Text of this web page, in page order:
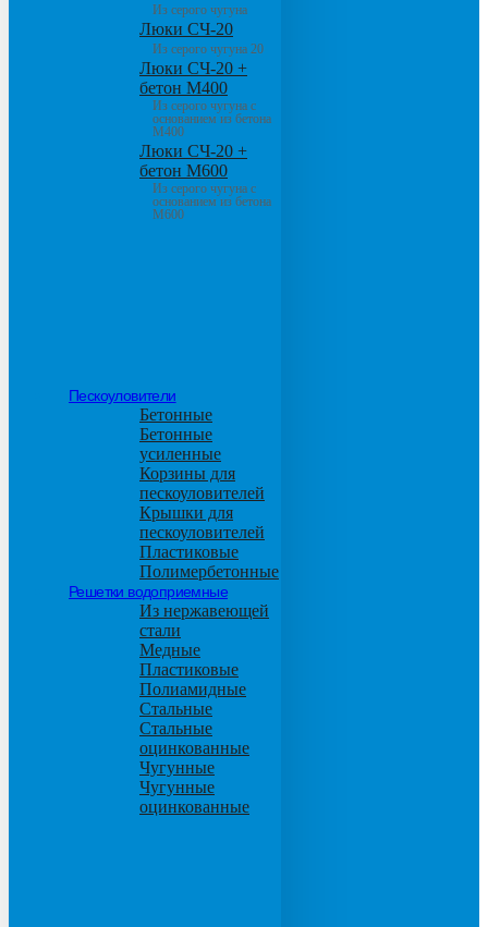
Из серого чугуна
Люки СЧ-20
Из серого чугуна 20
Люки СЧ-20 +
бетон М400
Из серого чугуна с
основанием из бетона
М400
Люки СЧ-20 +
бетон М600
Из серого чугуна с
основанием из бетона
М600
Пескоуловители
Бетонные
Бетонные
усиленные
Корзины для
пескоуловителей
Крышки для
пескоуловителей
Пластиковые
Полимербетонные
Решетки водоприемные
Из нержавеющей
стали
Медные
Пластиковые
Полиамидные
Стальные
Стальные
оцинкованные
Чугунные
Чугунные
оцинкованные